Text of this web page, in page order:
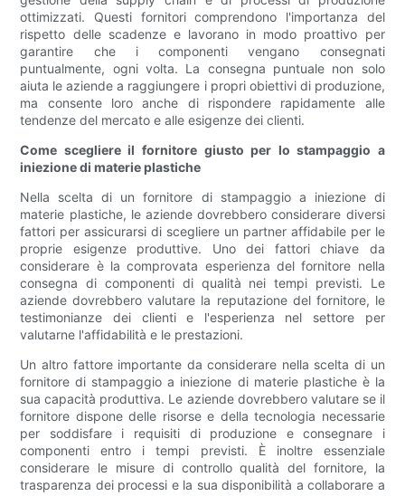
ottimizzati. Questi fornitori comprendono l'importanza del
rispetto delle scadenze e lavorano in modo proattivo per
garantire che i componenti vengano consegnati
puntualmente, ogni volta. La consegna puntuale non solo
aiuta le aziende a raggiungere i propri obiettivi di produzione,
ma consente loro anche di rispondere rapidamente alle
tendenze del mercato e alle esigenze dei clienti.
Come scegliere il fornitore giusto per lo stampaggio a
iniezione di materie plastiche
Nella scelta di un fornitore di stampaggio a iniezione di
materie plastiche, le aziende dovrebbero considerare diversi
fattori per assicurarsi di scegliere un partner affidabile per le
proprie esigenze produttive. Uno dei fattori chiave da
considerare è la comprovata esperienza del fornitore nella
consegna di componenti di qualità nei tempi previsti. Le
aziende dovrebbero valutare la reputazione del fornitore, le
testimonianze dei clienti e l'esperienza nel settore per
valutarne l'affidabilità e le prestazioni.
Un altro fattore importante da considerare nella scelta di un
fornitore di stampaggio a iniezione di materie plastiche è la
sua capacità produttiva. Le aziende dovrebbero valutare se il
fornitore dispone delle risorse e della tecnologia necessarie
per soddisfare i requisiti di produzione e consegnare i
componenti entro i tempi previsti. È inoltre essenziale
considerare le misure di controllo qualità del fornitore, la
trasparenza dei processi e la sua disponibilità a collaborare a